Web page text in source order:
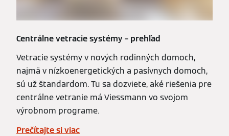
Centrálne vetracie systémy – prehľad
Vetracie systémy v nových rodinných domoch,
najmä v nízkoenergetických a pasívnych domoch,
sú už štandardom. Tu sa dozviete, aké riešenia pre
centrálne vetranie má Viessmann vo svojom
výrobnom programe.
Prečítajte si viac